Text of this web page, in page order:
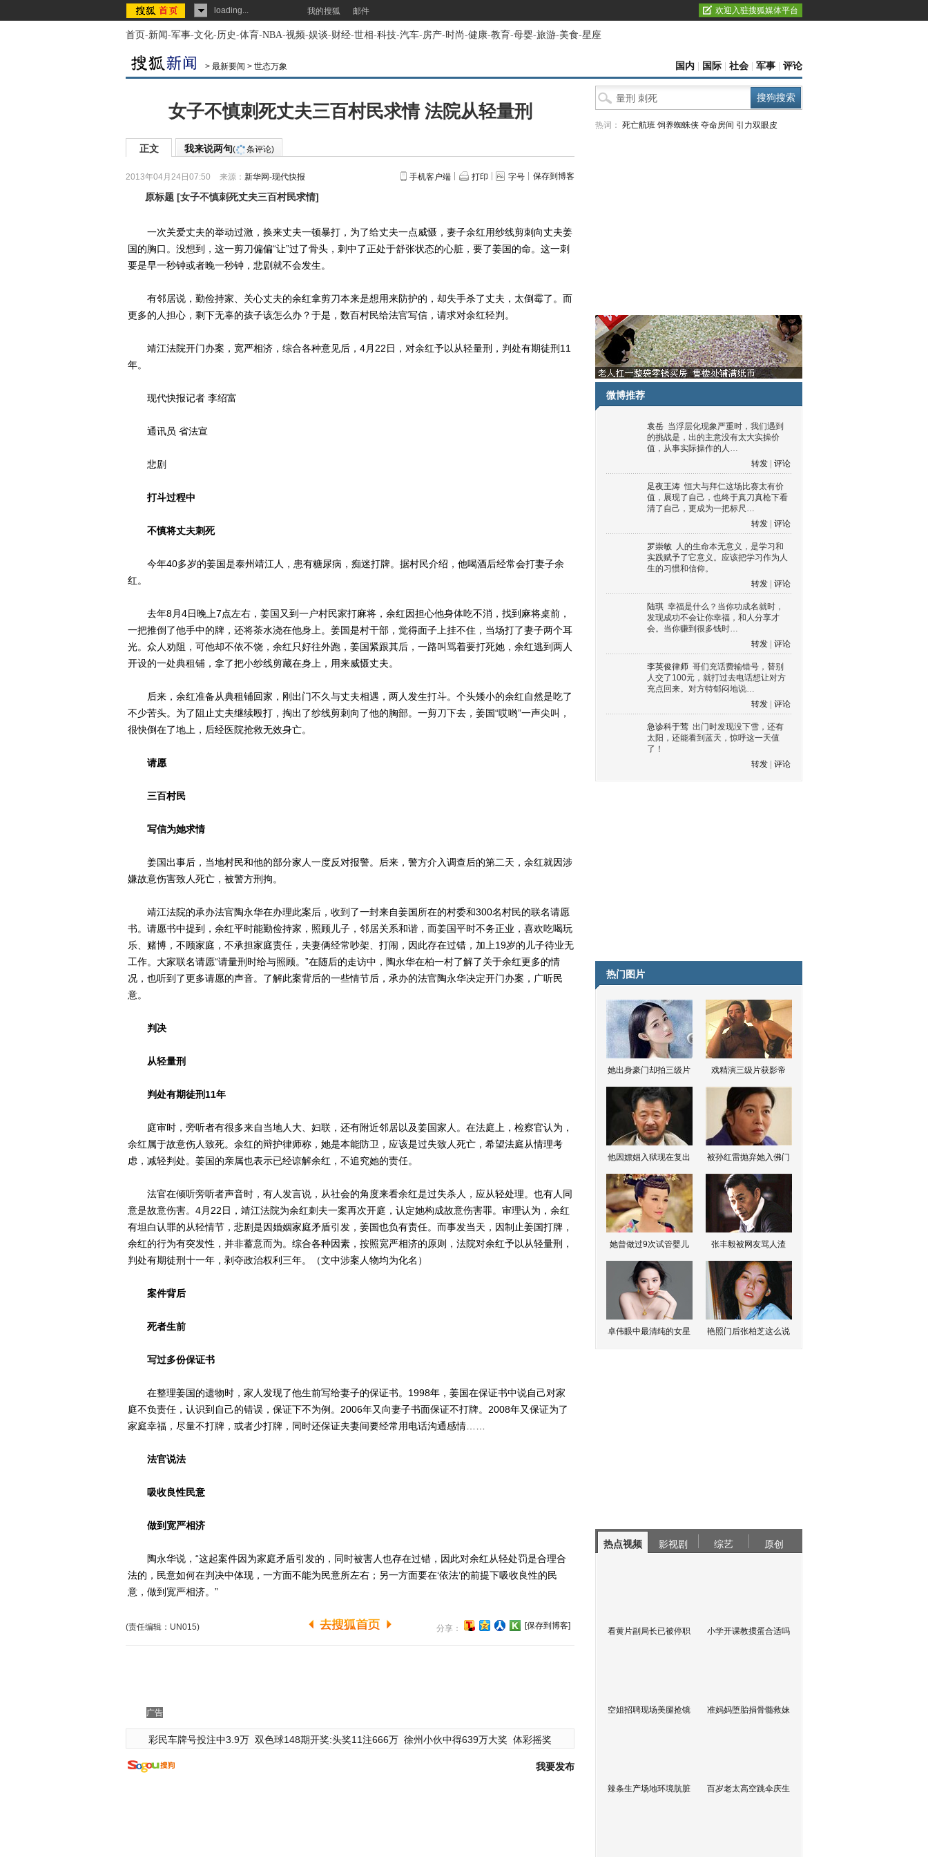
loading... 我的搜狐 邮件 欢迎入驻搜狐媒体平台
首页-新闻-军事-文化-历史-体育-NBA-视频-娱谈-财经-世相-科技-汽车-房产-时尚-健康-教育-母婴-旅游-美食-星座
> 最新要闻 > 世态万象 国内 国际 社会 军事 评论
女子不慎刺死丈夫三百村民求情 法院从轻量刑
正文 我来说两句( 条评论)
2013年04月24日07:50 来源： 新华网-现代快报 手机客户端 打印 字号 保存到博客
原标题 [女子不慎刺死丈夫三百村民求情]
一次关爱丈夫的举动过激，换来丈夫一顿暴打，为了给丈夫一点威慑，妻子余红用纱线剪刺向丈夫姜
国的胸口。没想到，这一剪刀偏偏“让”过了骨头，刺中了正处于舒张状态的心脏，要了姜国的命。这一刺
要是早一秒钟或者晚一秒钟，悲剧就不会发生。
有邻居说，勤俭持家、关心丈夫的余红拿剪刀本来是想用来防护的，却失手杀了丈夫，太倒霉了。而
更多的人担心，剩下无辜的孩子该怎么办？于是，数百村民给法官写信，请求对余红轻判。
靖江法院开门办案，宽严相济，综合各种意见后，4月22日，对余红予以从轻量刑，判处有期徒刑11
年。
现代快报记者 李绍富
通讯员 省法宣
悲剧
打斗过程中
不慎将丈夫刺死
今年40多岁的姜国是泰州靖江人，患有糖尿病，痴迷打牌。据村民介绍，他喝酒后经常会打妻子余
红。
去年8月4日晚上7点左右，姜国又到一户村民家打麻将，余红因担心他身体吃不消，找到麻将桌前，
一把推倒了他手中的牌，还将茶水浇在他身上。姜国是村干部，觉得面子上挂不住，当场打了妻子两个耳
光。众人劝阻，可他却不依不饶，余红只好往外跑，姜国紧跟其后，一路叫骂着要打死她，余红逃到两人
开设的一处典租铺，拿了把小纱线剪藏在身上，用来威慑丈夫。
后来，余红准备从典租铺回家，刚出门不久与丈夫相遇，两人发生打斗。个头矮小的余红自然是吃了
不少苦头。为了阻止丈夫继续殴打，掏出了纱线剪刺向了他的胸部。一剪刀下去，姜国“哎哟”一声尖叫，
很快倒在了地上，后经医院抢救无效身亡。
请愿
三百村民
写信为她求情
姜国出事后，当地村民和他的部分家人一度反对报警。后来，警方介入调查后的第二天，余红就因涉
嫌故意伤害致人死亡，被警方刑拘。
靖江法院的承办法官陶永华在办理此案后，收到了一封来自姜国所在的村委和300名村民的联名请愿
书。请愿书中提到，余红平时能勤俭持家，照顾儿子，邻居关系和谐，而姜国平时不务正业，喜欢吃喝玩
乐、赌博，不顾家庭，不承担家庭责任，夫妻俩经常吵架、打闹，因此存在过错，加上19岁的儿子待业无
工作。大家联名请愿“请量刑时给与照顾。”在随后的走访中，陶永华在柏一村了解了关于余红更多的情
况，也听到了更多请愿的声音。了解此案背后的一些情节后，承办的法官陶永华决定开门办案，广听民
意。
判决
从轻量刑
判处有期徒刑11年
庭审时，旁听者有很多来自当地人大、妇联，还有附近邻居以及姜国家人。在法庭上，检察官认为，
余红属于故意伤人致死。余红的辩护律师称，她是本能防卫，应该是过失致人死亡，希望法庭从情理考
虑，减轻判处。姜国的亲属也表示已经谅解余红，不追究她的责任。
法官在倾听旁听者声音时，有人发言说，从社会的角度来看余红是过失杀人，应从轻处理。也有人同
意是故意伤害。4月22日，靖江法院为余红刺夫一案再次开庭，认定她构成故意伤害罪。审理认为，余红
有坦白认罪的从轻情节，悲剧是因婚姻家庭矛盾引发，姜国也负有责任。而事发当天，因制止姜国打牌，
余红的行为有突发性，并非蓄意而为。综合各种因素，按照宽严相济的原则，法院对余红予以从轻量刑，
判处有期徒刑十一年，剥夺政治权利三年。（文中涉案人物均为化名）
案件背后
死者生前
写过多份保证书
在整理姜国的遗物时，家人发现了他生前写给妻子的保证书。1998年，姜国在保证书中说自己对家
庭不负责任，认识到自己的错误，保证下不为例。2006年又向妻子书面保证不打牌。2008年又保证为了
家庭幸福，尽量不打牌，或者少打牌，同时还保证夫妻间要经常用电话沟通感情……
法官说法
吸收良性民意
做到宽严相济
陶永华说，“这起案件因为家庭矛盾引发的，同时被害人也存在过错，因此对余红从轻处罚是合理合
法的，民意如何在判决中体现，一方面不能为民意所左右；另一方面要在‘依法’的前提下吸收良性的民
意，做到宽严相济。”
(责任编辑：UN015) 分享： [保存到博客]
广告
彩民车牌号投注中3.9万 双色球148期开奖:头奖11注666万 徐州小伙中得639万大奖 体彩摇奖
我要发布
热词： 死亡航班 饲养蜘蛛侠 夺命房间 引力双眼皮
微博推荐
袁岳 当浮层化现象严重时，我们遇到
的挑战是，出的主意没有太大实操价
值，从事实际操作的人…
转发
评论
足夜王涛 恒大与拜仁这场比赛太有价
值，展现了自己，也终于真刀真枪下看
清了自己，更成为一把标尺…
转发
评论
罗崇敏 人的生命本无意义，是学习和
实践赋予了它意义。应该把学习作为人
生的习惯和信仰。
转发
评论
陆琪 幸福是什么？当你功成名就时，
发现成功不会让你幸福，和人分享才
会。当你赚到很多钱时…
转发
评论
李英俊律师 哥们充话费输错号，替别
人交了100元，就打过去电话想让对方
充点回来。对方特郁闷地说…
转发
评论
急诊科于莺 出门时发现没下雪，还有
太阳，还能看到蓝天，惊呼这一天值
了！
转发
评论
热门图片
她出身豪门却拍三级片 戏精演三级片获影帝
他因嫖娼入狱现在复出 被孙红雷抛弃她入佛门
她曾做过9次试管婴儿 张丰毅被网友骂人渣
卓伟眼中最清纯的女星 艳照门后张柏芝这么说
热点视频 影视剧 综艺 原创
看黄片副局长已被停职 小学开课教掼蛋合适吗
空姐招聘现场美腿抢镜 准妈妈堕胎捐骨髓救妹
辣条生产场地环境肮脏 百岁老太高空跳伞庆生